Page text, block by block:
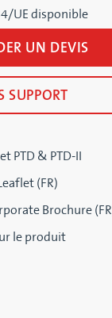
UE disponible
UN DEVIS
SUPPORT
PTD & PTD-II
(FR)
Brochure
le produit